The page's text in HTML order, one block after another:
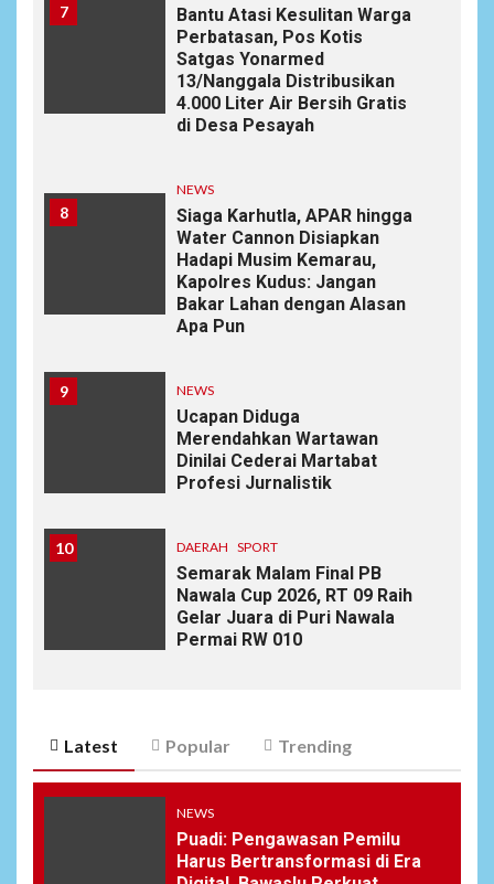
7
Bantu Atasi Kesulitan Warga
Perbatasan, Pos Kotis
Satgas Yonarmed
13/Nanggala Distribusikan
4.000 Liter Air Bersih Gratis
di Desa Pesayah
8
NEWS
Siaga Karhutla, APAR hingga
Water Cannon Disiapkan
Hadapi Musim Kemarau,
Kapolres Kudus: Jangan
Bakar Lahan dengan Alasan
Apa Pun
9 NEWS
Ucapan Diduga
Merendahkan Wartawan
Dinilai Cederai Martabat
Profesi Jurnalistik
10 DAERAH SPORT
Semarak Malam Final PB
Nawala Cup 2026, RT 09 Raih
Gelar Juara di Puri Nawala
Permai RW 010
Latest Popular Trending
NEWS
Puadi: Pengawasan Pemilu
Harus Bertransformasi di Era